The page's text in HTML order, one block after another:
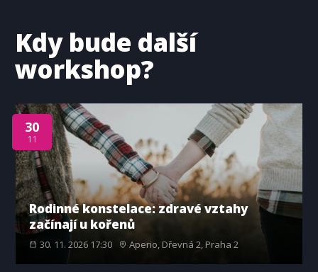
Kdy bude další
workshop?
30
11
Rodinné konstelace: zdravé vztahy
začínají u kořenů
30. 11. 2026 17:30 Aperio, Dřevná 2, Praha 2